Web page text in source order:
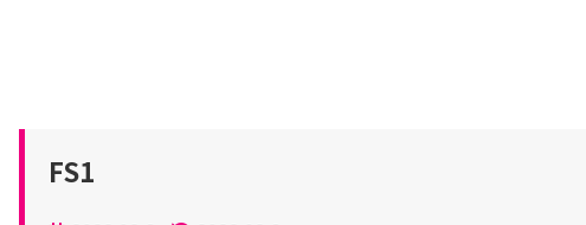
FS1